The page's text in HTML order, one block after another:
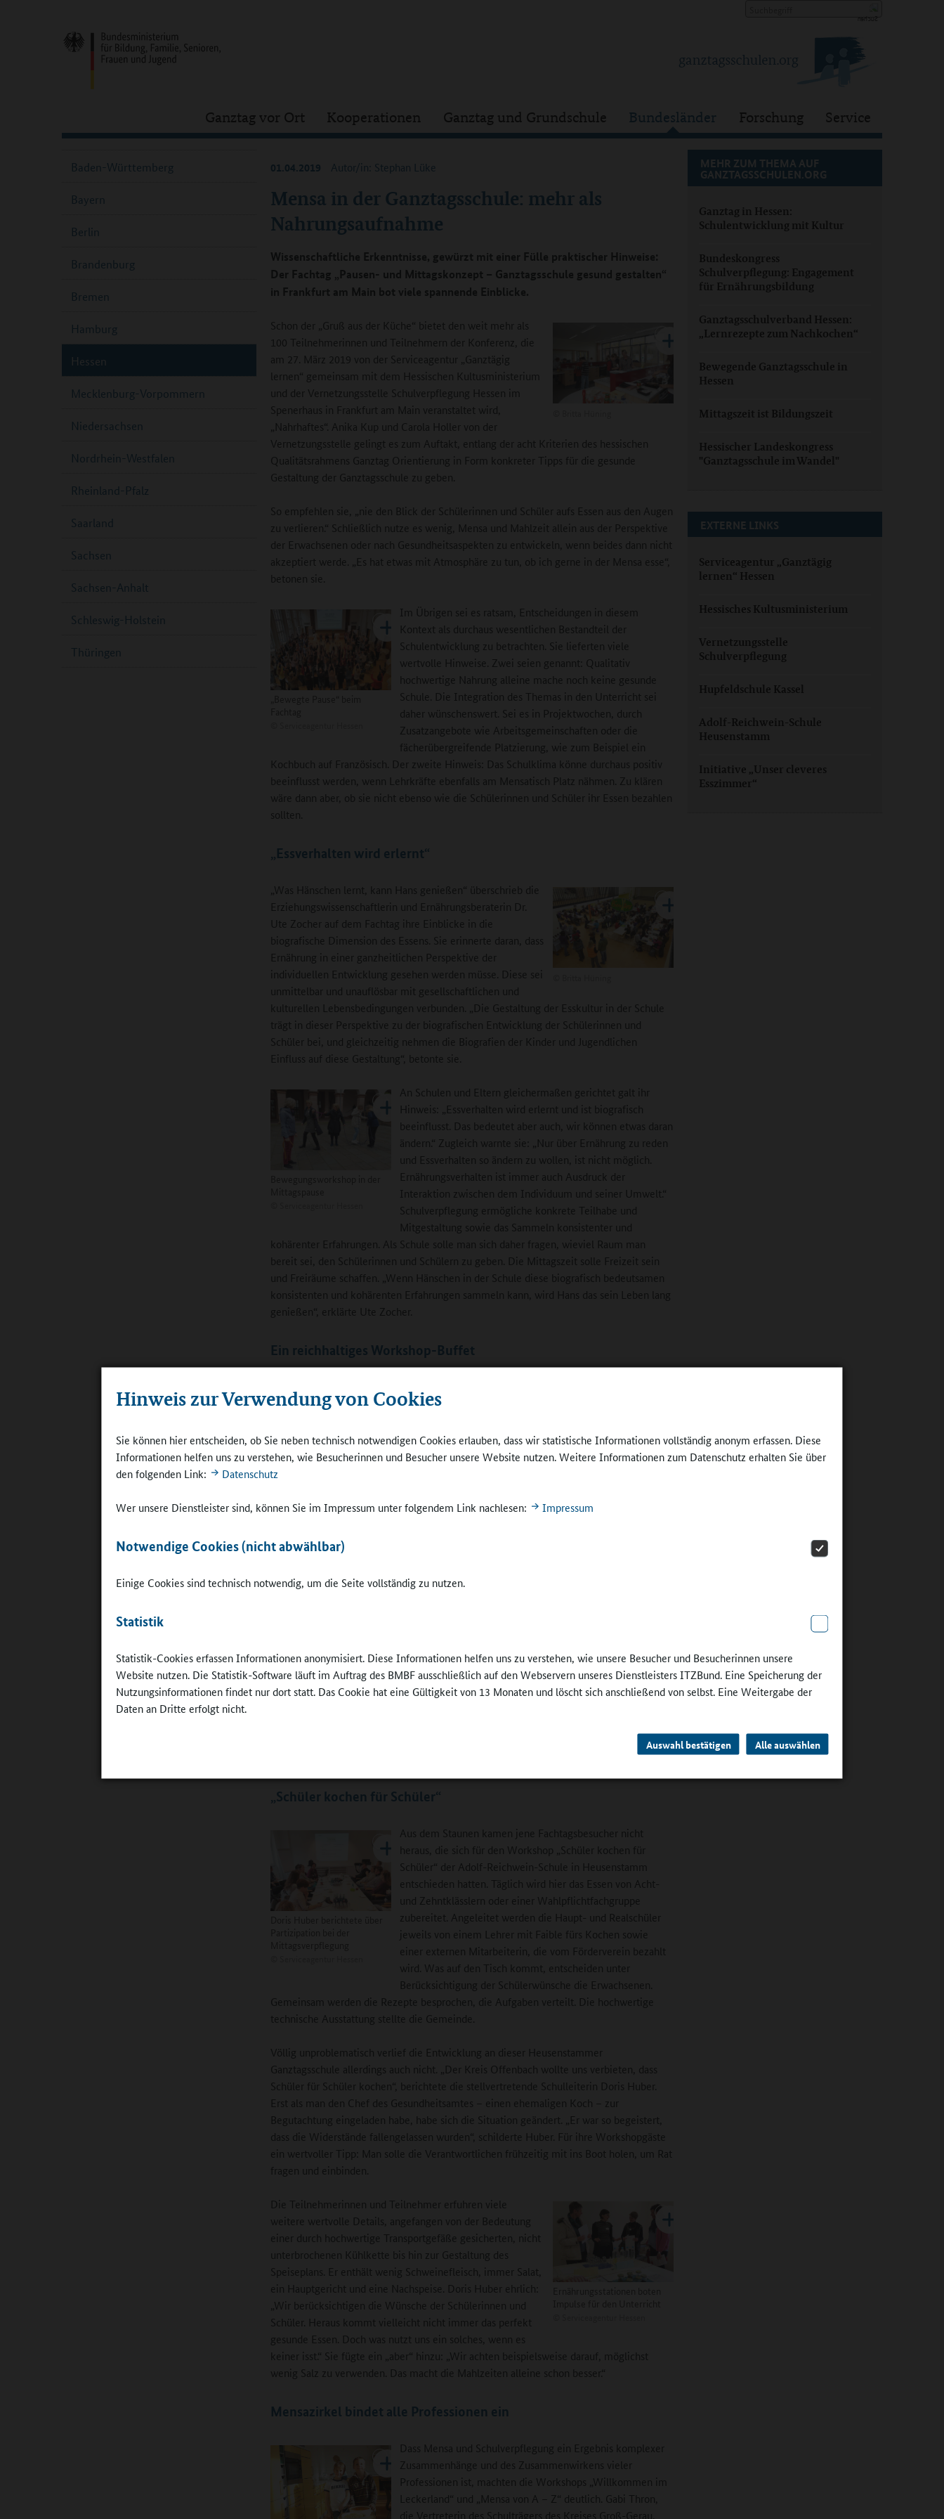
Hinweis zur Verwendung von Cookies
Sie können hier entscheiden, ob Sie neben technisch notwendigen Cookies erlauben, dass wir statistische Informationen vollständig anonym erfassen. Diese
Informationen helfen uns zu verstehen, wie Besucherinnen und Besucher unsere Website nutzen. Weitere Informationen zum Datenschutz erhalten Sie über
den folgenden Link:
Datenschutz
Wer unsere Dienstleister sind, können Sie im Impressum unter folgendem Link nachlesen: Impressum
Notwendige Cookies (nicht abwählbar)
Einige Cookies sind technisch notwendig, um die Seite vollständig zu nutzen.
Statistik
Statistik-Cookies erfassen Informationen anonymisiert. Diese Informationen helfen uns zu verstehen, wie unsere Besucher und Besucherinnen unsere
Website nutzen. Die Statistik-Software läuft im Auftrag des BMBF ausschließlich auf den Webservern unseres Dienstleisters ITZBund. Eine Speicherung der
Nutzungsinformationen findet nur dort statt. Das Cookie hat eine Gültigkeit von 13 Monaten und löscht sich anschließend von selbst. Eine Weitergabe der
Daten an Dritte erfolgt nicht.
Auswahl bestätigen Alle auswählen
Ganztag vor Ort Kooperationen Ganztag und Grundschule Bundesländer Forschung Service
Mensa in der Ganztagsschule: mehr als
Nahrungsaufnahme
01.04.2019 Autor/in: Stephan Lüke
Wissenschaftliche Erkenntnisse, gewürzt mit einer Fülle praktischer Hinweise:
Der Fachtag „Pausen- und Mittagskonzept – Ganztagsschule gesund gestalten“
in Frankfurt am Main bot viele spannende Einblicke.
Schon der „Gruß aus der Küche“ bietet den weit mehr als
100 Teilnehmerinnen und Teilnehmern der Konferenz, die
am 27. März 2019 von der Serviceagentur „Ganztägig
lernen“ gemeinsam mit dem Hessischen Kultusministerium
und der Vernetzungsstelle Schulverpflegung Hessen im
Spenerhaus in Frankfurt am Main veranstaltet wird,
„Nahrhaftes“. Anika Kup und Carola Holler von der
Vernetzungsstelle gelingt es zum Auftakt, entlang der acht Kriterien des hessischen
Qualitätsrahmens Ganztag Orientierung in Form konkreter Tipps für die gesunde
Gestaltung der Ganztagsschule zu geben.
So empfehlen sie, „nie den Blick der Schülerinnen und Schüler aufs Essen aus den Augen
zu verlieren.“ Schließlich nutze es wenig, Mensa und Mahlzeit allein aus der Perspektive
der Erwachsenen oder nach Gesundheitsaspekten zu entwickeln, wenn beides dann nicht
akzeptiert werde. „Es hat etwas mit Atmosphäre zu tun, ob ich gerne in der Mensa esse“,
betonen sie.
Im Übrigen sei es ratsam, Entscheidungen in diesem
Kontext als durchaus wesentlichen Bestandteil der
Schulentwicklung zu betrachten. Sie lieferten viele
wertvolle Hinweise. Zwei seien genannt: Qualitativ
hochwertige Nahrung alleine mache noch keine gesunde
Schule. Die Integration des Themas in den Unterricht sei
daher wünschenswert. Sei es in Projektwochen, durch
Zusatzangebote wie Arbeitsgemeinschaften oder die
fächerübergreifende Platzierung, wie zum Beispiel ein
Kochbuch auf Französisch. Der zweite Hinweis: Das Schulklima könne durchaus positiv
beeinflusst werden, wenn Lehrkräfte ebenfalls am Mensatisch Platz nähmen. Zu klären
wäre dann aber, ob sie nicht ebenso wie die Schülerinnen und Schüler ihr Essen bezahlen
sollten.
„Essverhalten wird erlernt“
„Was Hänschen lernt, kann Hans genießen“ überschrieb die
Erziehungswissenschaftlerin und Ernährungsberaterin Dr.
Ute Zocher auf dem Fachtag ihre Einblicke in die
biografische Dimension des Essens. Sie erinnerte daran, dass
Ernährung in einer ganzheitlichen Perspektive der
individuellen Entwicklung gesehen werden müsse. Diese sei
unmittelbar und unauflösbar mit gesellschaftlichen und
kulturellen Lebensbedingungen verbunden. „Die Gestaltung der Esskultur in der Schule
trägt in dieser Perspektive zu der biografischen Entwicklung der Schülerinnen und
Schüler bei, und gleichzeitig nehmen die Biografien der Kinder und Jugendlichen
Einfluss auf diese Gestaltung“, betonte sie.
An Schulen und Eltern gleichermaßen gerichtet galt ihr
Hinweis: „Essverhalten wird erlernt und ist biografisch
beeinflusst. Das bedeutet aber auch, wir können etwas daran
ändern.“ Zugleich warnte sie: „Nur über Ernährung zu reden
und Essverhalten so ändern zu wollen, ist nicht möglich.
Ernährungsverhalten ist immer auch Ausdruck der
Interaktion zwischen dem Individuum und seiner Umwelt.“
Schulverpflegung ermögliche konkrete Teilhabe und
Mitgestaltung sowie das Sammeln konsistenter und
kohärenter Erfahrungen. Als Schule solle man sich daher fragen, wieviel Raum man
bereit sei, den Schülerinnen und Schülern zu geben. Die Mittagszeit solle Freizeit sein
und Freiräume schaffen. „Wenn Hänschen in der Schule diese biografisch bedeutsamen
konsistenten und kohärenten Erfahrungen sammeln kann, wird Hans das sein Leben lang
genießen“, erklärte Ute Zocher.
Ein reichhaltiges Workshop-Buffet
Ein wenig war es wie an einem reichhaltigen Buffet: Wofür sollte man sich entscheiden?
Erläuterung zu Ausschreibung und rechtssicherer Vergabe von Aufträgen an Caterer,
andernorts wiederum die Darstellung von Bausteinen einer guten Schulverpflegung.
Erfahrungen der Hupfeldschule in Kassel. Denn die Leiterin
dass es auf dem Weg zu einer guten Mensa durchaus
Irrtümer geben könne. „Wir haben jahrelang immer wieder
funktioniert, und es wieder über Bord geworfen“, gestand
erreicht. Die Abkehr vom Schüsselsystem hin zum Warmhaltebuffet eines Biocaterers
mit Selbstbedienung habe die Form der Essensaufnahme nachhaltig verändert und zu
einem Herzstück des Ganztags gemacht. Zwischen 11.45 und 14 Uhr kann nun jedes
„Früher gab es strikte Regeln und Gängeleien, heute gesundes Genießen in Freiheit“,
„Schüler kochen für Schüler“
Aus dem Staunen kamen jene Fachtagsbesucher nicht
heraus, die sich für den Workshop „Schüler kochen für
Schüler“ der Adolf-Reichwein-Schule in Heusenstamm
entschieden hatten. Täglich wird hier das Essen von Acht-
und Zehntklässlern oder einer Wahlpflichtfachgruppe
zubereitet. Angeleitet werden die Haupt- und Realschüler
jeweils von einem Lehrer mit Faible fürs Kochen sowie
einer externen Mitarbeiterin, die vom Förderverein bezahlt
wird. Was auf den Tisch kommt, entscheiden unter
Berücksichtigung der Schülerwünsche die Erwachsenen.
Gemeinsam werden die Rezepte besprochen, die Aufgaben verteilt. Die hochwertige
technische Ausstattung stellte die Gemeinde.
Völlig unproblematisch verlief die Entwicklung an dieser Heusenstammer
Ganztagsschule allerdings auch nicht. „Der Kreis Offenbach wollte uns verbieten, dass
Schüler für Schüler kochen“, berichtete die stellvertretende Schulleiterin Doris Huber.
Erst als man den Chef des Gesundheitsamtes – einen ehemaligen Koch – zur
Begutachtung eingeladen habe, habe sich die Situation geändert. „Er war so begeistert,
dass die Widerstände fallengelassen wurden“, schilderte Huber. Für ihre Workshopgäste
ein wertvoller Tipp: Man solle die Verantwortlichen frühzeitig mit ins Boot holen, um Rat
fragen und einbinden.
Die Teilnehmerinnen und Teilnehmer erfuhren viele
weitere wertvolle Details, angefangen von der Bedeutung
einer durch hochwertige Transportgefäße gesicherten, nicht
unterbrochenen Kühlkette bis hin zur Gestaltung des
Speiseplans. Er enthält wenig Schweinefleisch, immer Salat,
ein Hauptgericht und eine Nachspeise. Doris Huber ehrlich:
„Wir berücksichtigen die Wünsche der Schülerinnen und
Schüler. Heraus kommt vielleicht nicht immer das perfekt
gesunde Essen. Doch was nutzt uns ein solches, wenn es
keiner isst.“ Sie fügte ein „aber“ hinzu: „Wir achten beispielsweise darauf, möglichst
wenig Salz zu verwenden. Das macht die Mahlzeiten alleine schon besser.“
Mensazirkel bindet alle Professionen ein
Dass Mensa und Schulverpflegung ein Ergebnis komplexer
Zusammenhänge und des Zusammenwirkens vieler
Professionen ist, machten die Workshops „Willkommen im
Leckerland“ und „Mensa von A – Z“ deutlich. Gabi Thron,
die Vertreterin des Schulträgers des Kreises Groß-Gerau,
MEHR ZUM THEMA AUF
GANZTAGSSCHULEN.ORG
Ganztag in Hessen:
Schulentwicklung mit Kultur
Bundeskongress
Schulverpflegung: Engagement
für Ernährungsbildung
Ganztagsschulverband Hessen:
„Lernrezepte zum Nachkochen“
Bewegende Ganztagsschule in
Hessen
Mittagszeit ist Bildungszeit
Hessischer Landeskongress
"Ganztagsschule im Wandel"
EXTERNE LINKS
Serviceagentur „Ganztägig
lernen“ Hessen
Hessisches Kultusministerium
Vernetzungsstelle
Schulverpflegung
Hupfeldschule Kassel
Adolf-Reichwein-Schule
Heusenstamm
Initiative „Unser cleveres
Esszimmer“
Baden-Württemberg
Bayern
Berlin
Brandenburg
Bremen
Hamburg
Hessen
Mecklenburg-Vorpommern
Niedersachsen
Nordrhein-Westfalen
Rheinland-Pfalz
Saarland
Sachsen
Sachsen-Anhalt
Schleswig-Holstein
Thüringen